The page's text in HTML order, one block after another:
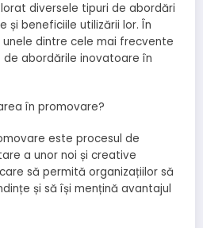
diversele tipuri de abordări
și beneficiile utilizării lor. În
dintre cele mai frecvente
abordările inovatoare în
în promovare?
este procesul de
a unor noi și creative
să permită organizațiilor să
și să își mențină avantajul